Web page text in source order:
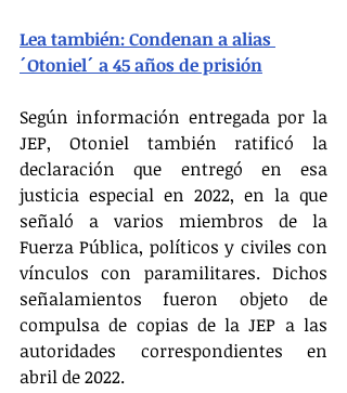
Lea también: Condenan a alias
´Otoniel´ a 45 años de prisión
Según información entregada por la
JEP, Otoniel también ratificó la
declaración que entregó en esa
justicia especial en 2022, en la que
señaló a varios miembros de la
Fuerza Pública, políticos y civiles con
vínculos con paramilitares. Dichos
señalamientos fueron objeto de
compulsa de copias de la JEP a las
autoridades correspondientes en
abril de 2022.